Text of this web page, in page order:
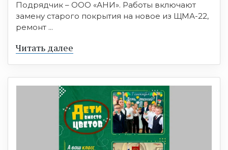
Подрядчик – ООО «АНИ». Работы включают
замену старого покрытия на новое из ЩМА-22,
ремонт ...
Читать далее